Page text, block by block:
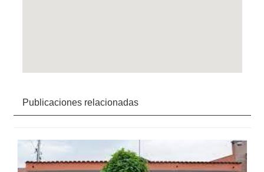
Publicaciones relacionadas